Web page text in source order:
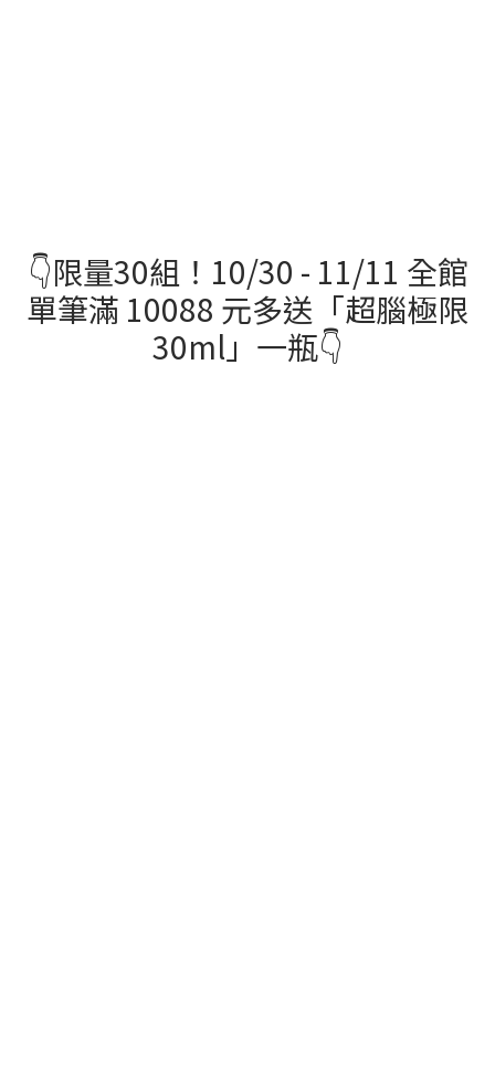
👇限量30組！10/30 - 11/11 全館
單筆滿 10088 元多送「超腦極限
30ml」一瓶👇